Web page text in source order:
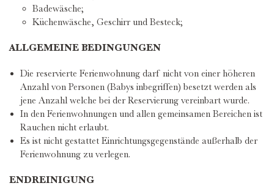
Badewäsche;
Küchenwäsche, Geschirr und Besteck;
ALLGEMEINE BEDINGUNGEN
Die reservierte Ferienwohnung darf nicht von einer höheren
Anzahl von Personen (Babys inbegriffen) besetzt werden als
jene Anzahl welche bei der Reservierung vereinbart wurde.
In den Ferienwohnungen und allen gemeinsamen Bereichen ist
Rauchen nicht erlaubt.
Es ist nicht gestattet Einrichtungsgegenstände außerhalb der
Ferienwohnung zu verlegen.
ENDREINIGUNG